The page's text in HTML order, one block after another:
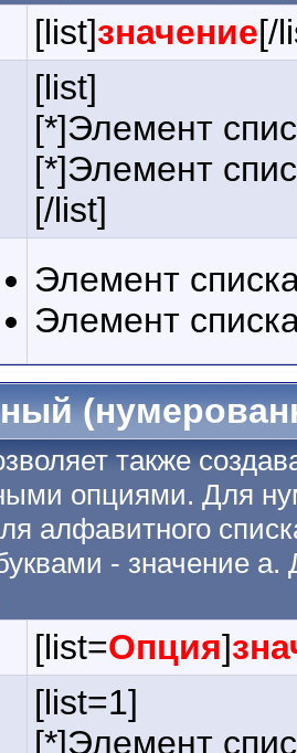
[list]значение[/
[list]
[*]Элемент
[*]Элемент
[/list]
Элемент
Элемент
также
опциями. Для
алфавитного
- значение
[list=Опция]
[list=1]
[*]Элемент